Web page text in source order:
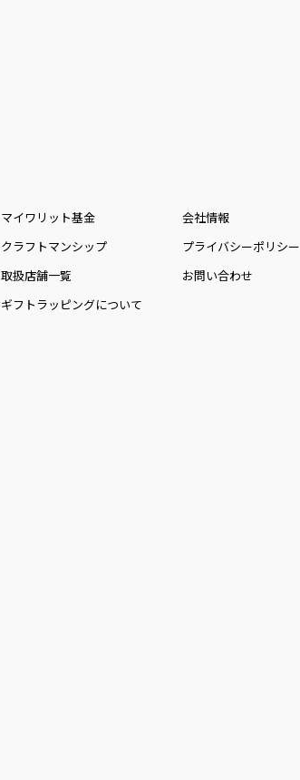
マイワリット基金
クラフトマンシップ
取扱店舗一覧
ギフトラッピングについて
会社情報
プライバシーポリシー
お問い合わせ